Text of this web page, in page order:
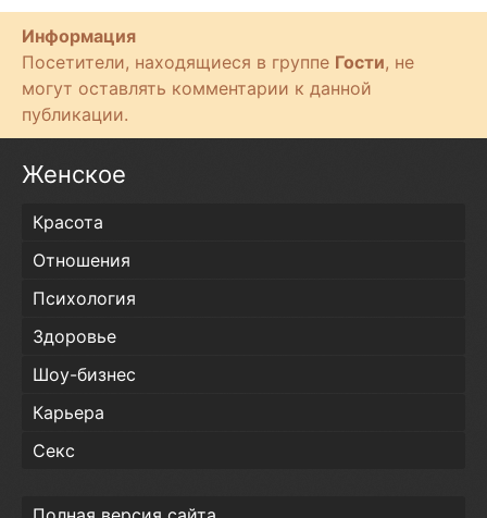
Информация
Посетители, находящиеся в группе Гости, не
могут оставлять комментарии к данной
публикации.
Женское
Красота
Отношения
Психология
Здоровье
Шоу-бизнес
Карьера
Секс